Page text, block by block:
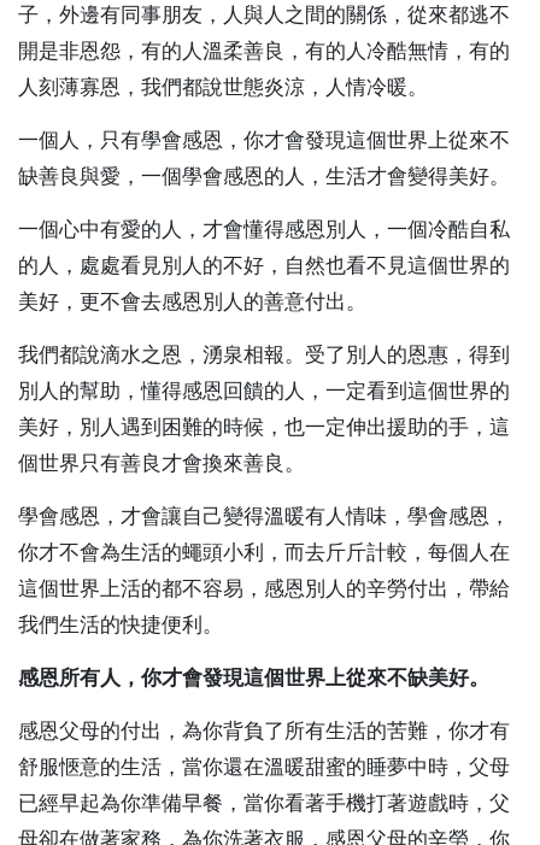
子，外邊有同事朋友，人與人之間的關係，從來都逃不
開是非恩怨，有的人溫柔善良，有的人冷酷無情，有的
人刻薄寡恩，我們都說世態炎涼，人情冷暖。
一個人，只有學會感恩，你才會發現這個世界上從來不
缺善良與愛，一個學會感恩的人，生活才會變得美好。
一個心中有愛的人，才會懂得感恩別人，一個冷酷自私
的人，處處看見別人的不好，自然也看不見這個世界的
美好，更不會去感恩別人的善意付出。
我們都說滴水之恩，湧泉相報。受了別人的恩惠，得到
別人的幫助，懂得感恩回饋的人，一定看到這個世界的
美好，別人遇到困難的時候，也一定伸出援助的手，這
個世界只有善良才會換來善良。
學會感恩，才會讓自己變得溫暖有人情味，學會感恩，
你才不會為生活的蠅頭小利，而去斤斤計較，每個人在
這個世界上活的都不容易，感恩別人的辛勞付出，帶給
我們生活的快捷便利。
感恩所有人，你才會發現這個世界上從來不缺美好。
感恩父母的付出，為你背負了所有生活的苦難，你才有
舒服愜意的生活，當你還在溫暖甜蜜的睡夢中時，父母
已經早起為你準備早餐，當你看著手機打著遊戲時，父
母卻在做著家務，為你洗著衣服，感恩父母的辛勞，你